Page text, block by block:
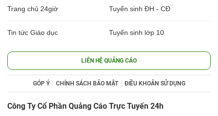
Trang chủ 24giờ Tuyển sinh ĐH - CĐ
Tin tức Giáo dục Tuyển sinh lớp 10
LIÊN HỆ QUẢNG CÁO
GÓP Ý CHÍNH SÁCH BẢO MẬT ĐIỀU KHOẢN SỬ DỤNG
Công Ty Cổ Phần Quảng Cáo Trực Tuyến 24h